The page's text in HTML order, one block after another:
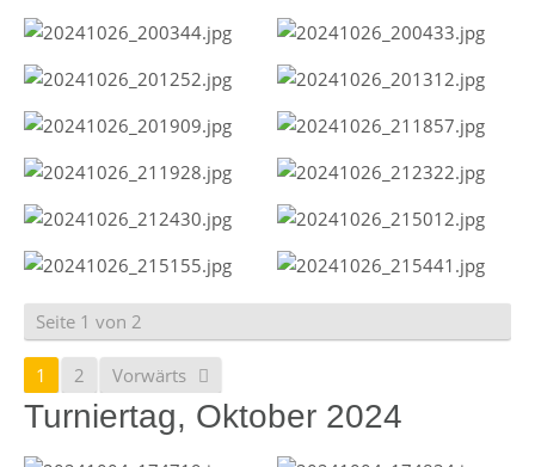
Seite 1 von 2
1 2 Vorwärts
Turniertag, Oktober 2024